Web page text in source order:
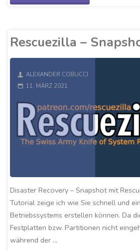
Rescuezilla –
ALEXANDER COBUCCI
11. MÄRZ 2021
Disaster Recovery – Snapshot mit
Tutorial zeige ich wie Sie schnell und
Betriebssystems erstellen können. Da
Festplatten bzw. Partitionen nicht
während der …